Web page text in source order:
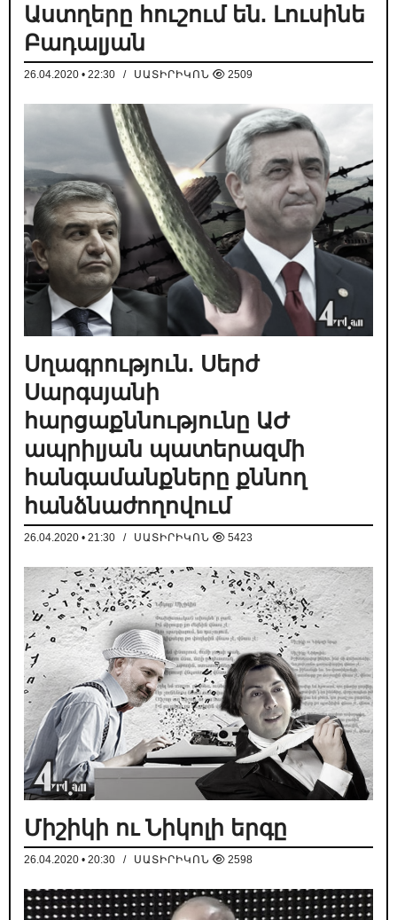
Աստղերը հուշում են. Լուսինե
Բադալյան
26.04.2020 • 22:30 / ՍԱՏԻՐԻԿՈՆ 2509
Սղագրություն. Սերժ
Սարգսյանի
հարցաքննությունը ԱԺ
ապրիլյան պատերազմի
հանգամանքները քննող
հանձնաժողովում
26.04.2020 • 21:30 / ՍԱՏԻՐԻԿՈՆ 5423
Միշիկի ու Նիկոլի երգը
26.04.2020 • 20:30 / ՍԱՏԻՐԻԿՈՆ 2598